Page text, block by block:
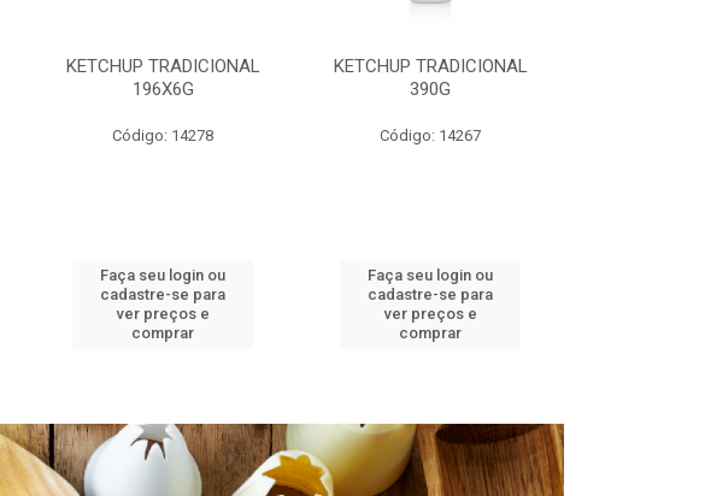
KETCHUP TRADICIONAL
196X6G
Código: 14278
Faça seu login ou
cadastre-se para
ver preços e
comprar
KETCHUP TRADICIONAL
390G
Código: 14267
Faça seu login ou
cadastre-se para
ver preços e
comprar